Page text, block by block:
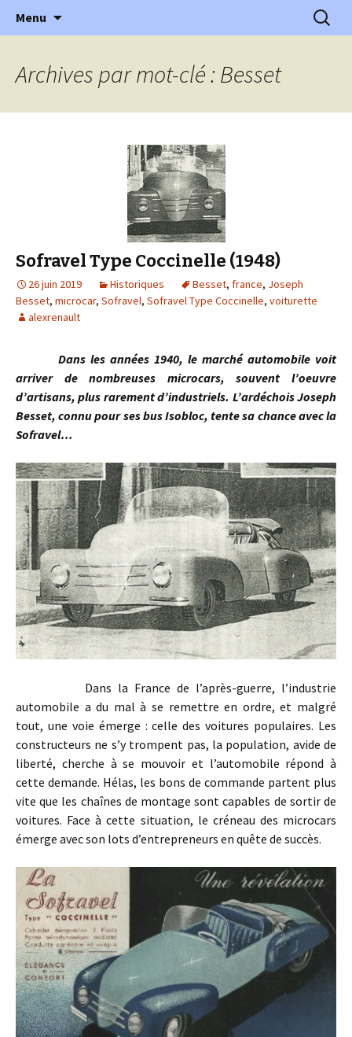
l'Automobile Ancienne
l'automobile ancienne : articles, historiques
…
Menu
Archives par mot-clé : Besset
Sofravel Type Coccinelle (1948)
26 juin 2019 Historiques Besset, france, Joseph
Besset, microcar, Sofravel, Sofravel Type Coccinelle, voiturette
alexrenault
Dans les années 1940, le marché automobile voit
arriver de nombreuses microcars, souvent l’oeuvre
d’artisans, plus rarement d’industriels. L’ardéchois Joseph
Besset, connu pour ses bus Isobloc, tente sa chance avec la
Sofravel…
Dans la France de l’après-guerre, l’industrie
automobile a du mal à se remettre en ordre, et malgré
tout, une voie émerge : celle des voitures populaires. Les
constructeurs ne s’y trompent pas, la population, avide de
liberté, cherche à se mouvoir et l’automobile répond à
cette demande. Hélas, les bons de commande partent plus
vite que les chaînes de montage sont capables de sortir de
voitures. Face à cette situation, le créneau des microcars
émerge avec son lots d’entrepreneurs en quête de succès.